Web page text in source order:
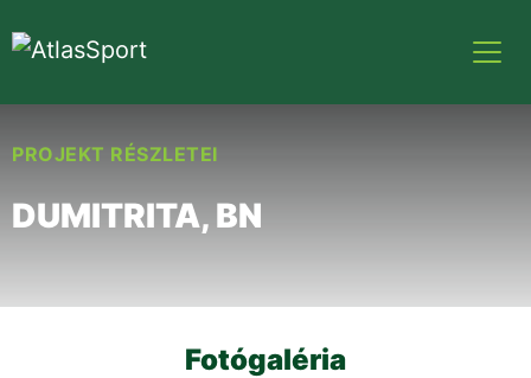
PROJEKT RÉSZLETEI
DUMITRITA, BN
Fotógaléria